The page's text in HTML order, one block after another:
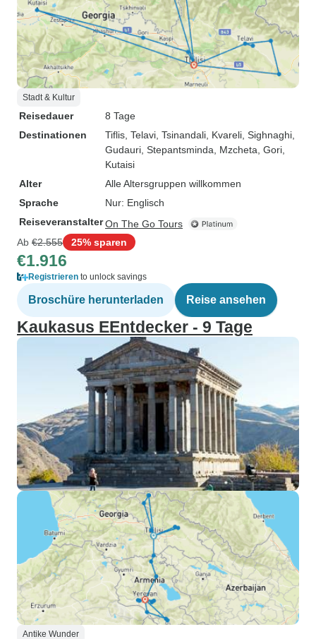
Stadt & Kultur
Reisedauer
8 Tage
Destinationen
Tiflis , Telavi , Tsinandali , Kvareli , Sighnaghi
Gudauri , Stepantsminda , Mzcheta , Gori
Kutaisi
Alter
Alle Altersgruppen willkommen
Sprache
Nur: Englisch
ReiseveranstalterOn The Go Tours
Ab €2.555 25% sparen
€1.916
Registrieren to unlock savings
Broschüre herunterladen Reise ansehen
Kaukasus EEntdecker - 9 Tage
Antike Wunder